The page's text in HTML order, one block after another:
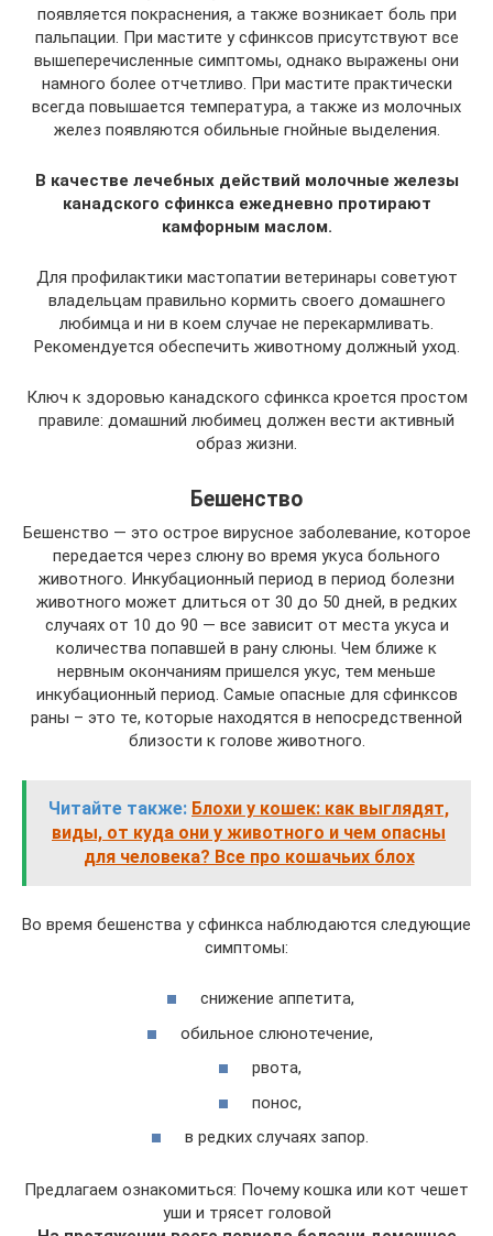
появляется покраснения, а также возникает боль при
пальпации. При мастите у сфинксов присутствуют все
вышеперечисленные симптомы, однако выражены они
намного более отчетливо. При мастите практически
всегда повышается температура, а также из молочных
желез появляются обильные гнойные выделения.
В качестве лечебных действий молочные железы
канадского сфинкса ежедневно протирают
камфорным маслом.
Для профилактики мастопатии ветеринары советуют
владельцам правильно кормить своего домашнего
любимца и ни в коем случае не перекармливать.
Рекомендуется обеспечить животному должный уход.
Ключ к здоровью канадского сфинкса кроется простом
правиле: домашний любимец должен вести активный
образ жизни.
Бешенство
Бешенство — это острое вирусное заболевание, которое
передается через слюну во время укуса больного
животного. Инкубационный период в период болезни
животного может длиться от 30 до 50 дней, в редких
случаях от 10 до 90 — все зависит от места укуса и
количества попавшей в рану слюны. Чем ближе к
нервным окончаниям пришелся укус, тем меньше
инкубационный период. Самые опасные для сфинксов
раны – это те, которые находятся в непосредственной
близости к голове животного.
Читайте также: Блохи у кошек: как выглядят,
виды, от куда они у животного и чем опасны
для человека? Все про кошачьих блох
Во время бешенства у сфинкса наблюдаются следующие
симптомы:
снижение аппетита,
обильное слюнотечение,
рвота,
понос,
в редких случаях запор.
Предлагаем ознакомиться: Почему кошка или кот чешет
уши и трясет головой